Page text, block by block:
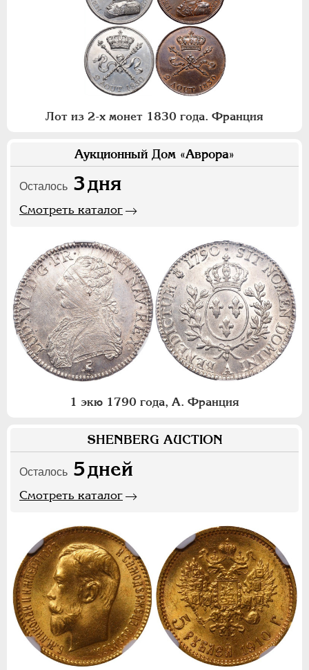
Лот из 2-х монет 1830 года. Франция
Аукционный Дом «Аврора»
Осталось 3дня
Смотреть каталог
1 экю 1790 года, А. Франция
SHENBERG AUCTION
Осталось 5дней
Смотреть каталог